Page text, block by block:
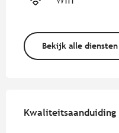
Bekijk alle diensten
Kwaliteitsaanduiding
Kwaliteitsaanduiding